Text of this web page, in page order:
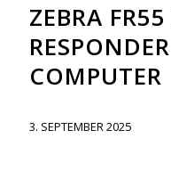
ZEBRA
COMPUTER
3. SEPTEMBER 2025